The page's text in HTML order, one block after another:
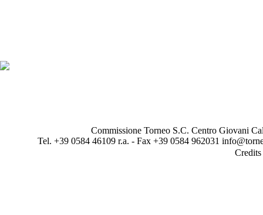
Commissione Torneo S.C. Centro Giovani
Tel. +39 0584 46109 r.a. - Fax +39 0584 962031
Credits